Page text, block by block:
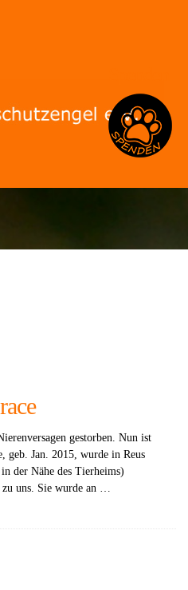
gestorben. Nun ist
geb. Jan. 2015, wurde in Reus
der Nähe des Tierheims)
zu uns. Sie wurde an …